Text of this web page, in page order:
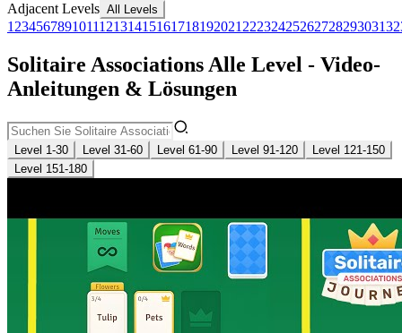
Adjacent Levels All Levels
1 23456789101112131415161718192021 2223242526272829303132
Solitaire Associations Alle Level - Video-
Anleitungen & Lösungen
Level 1-30 Level 31-60 Level 61-90 Level 91-120
Level 121-150
Level 151-180